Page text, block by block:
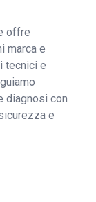
offre
marca e
tecnici e
diagnosi con
e